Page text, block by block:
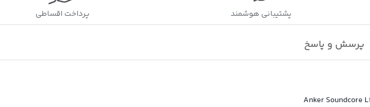
پشتیبانی هوشمند پرداخت اقساطی
پرسش و پاسخ